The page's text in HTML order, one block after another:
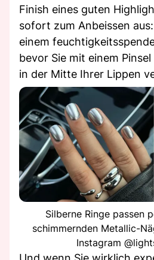
Finish eines guten
sofort zum Anbeissen
einem
bevor Sie mit einem
in der Mitte Ihrer Lippen
Silberne Ringe passen
schimmernden Metallic-
Instagram